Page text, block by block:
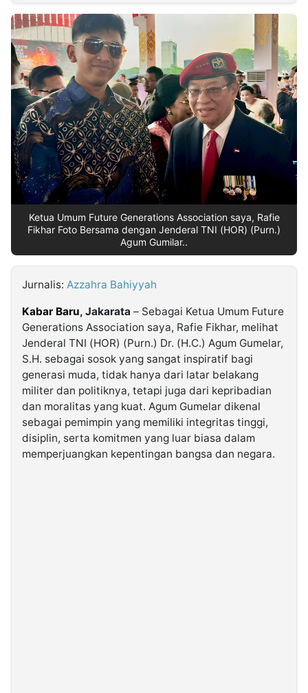
INDONESIA
Partner
Insight
NTB
Suara
Time
Lens
IDN
Daily
Jogja
Jalan
Rakyat
Idealita
News
Kita
Notice
Dinamikapost.com
Radar
Baru
Seedbacklink
Follow
Kabarbaru
Kabarbaru.co
Media
Holding
Ketua Umum Future Generations Association saya, Rafie
Fikhar Foto Bersama dengan Jenderal TNI (HOR) (Purn.)
Agum Gumilar..
Jurnalis: Azzahra Bahiyyah
Kabar Baru, Jakarata – Sebagai Ketua Umum Future
Generations Association saya, Rafie Fikhar, melihat
Jenderal TNI (HOR) (Purn.) Dr. (H.C.) Agum Gumelar,
S.H. sebagai sosok yang sangat inspiratif bagi
generasi muda, tidak hanya dari latar belakang
militer dan politiknya, tetapi juga dari kepribadian
dan moralitas yang kuat. Agum Gumelar dikenal
sebagai pemimpin yang memiliki integritas tinggi,
disiplin, serta komitmen yang luar biasa dalam
memperjuangkan kepentingan bangsa dan negara.